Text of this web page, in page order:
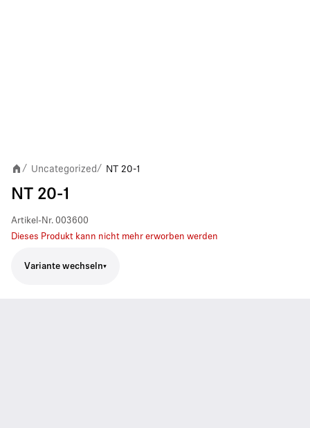
/ Uncategorized / NT 20-1
NT 20-1
Artikel-Nr. 003600
Dieses Produkt kann nicht mehr erworben werden
Variante wechseln